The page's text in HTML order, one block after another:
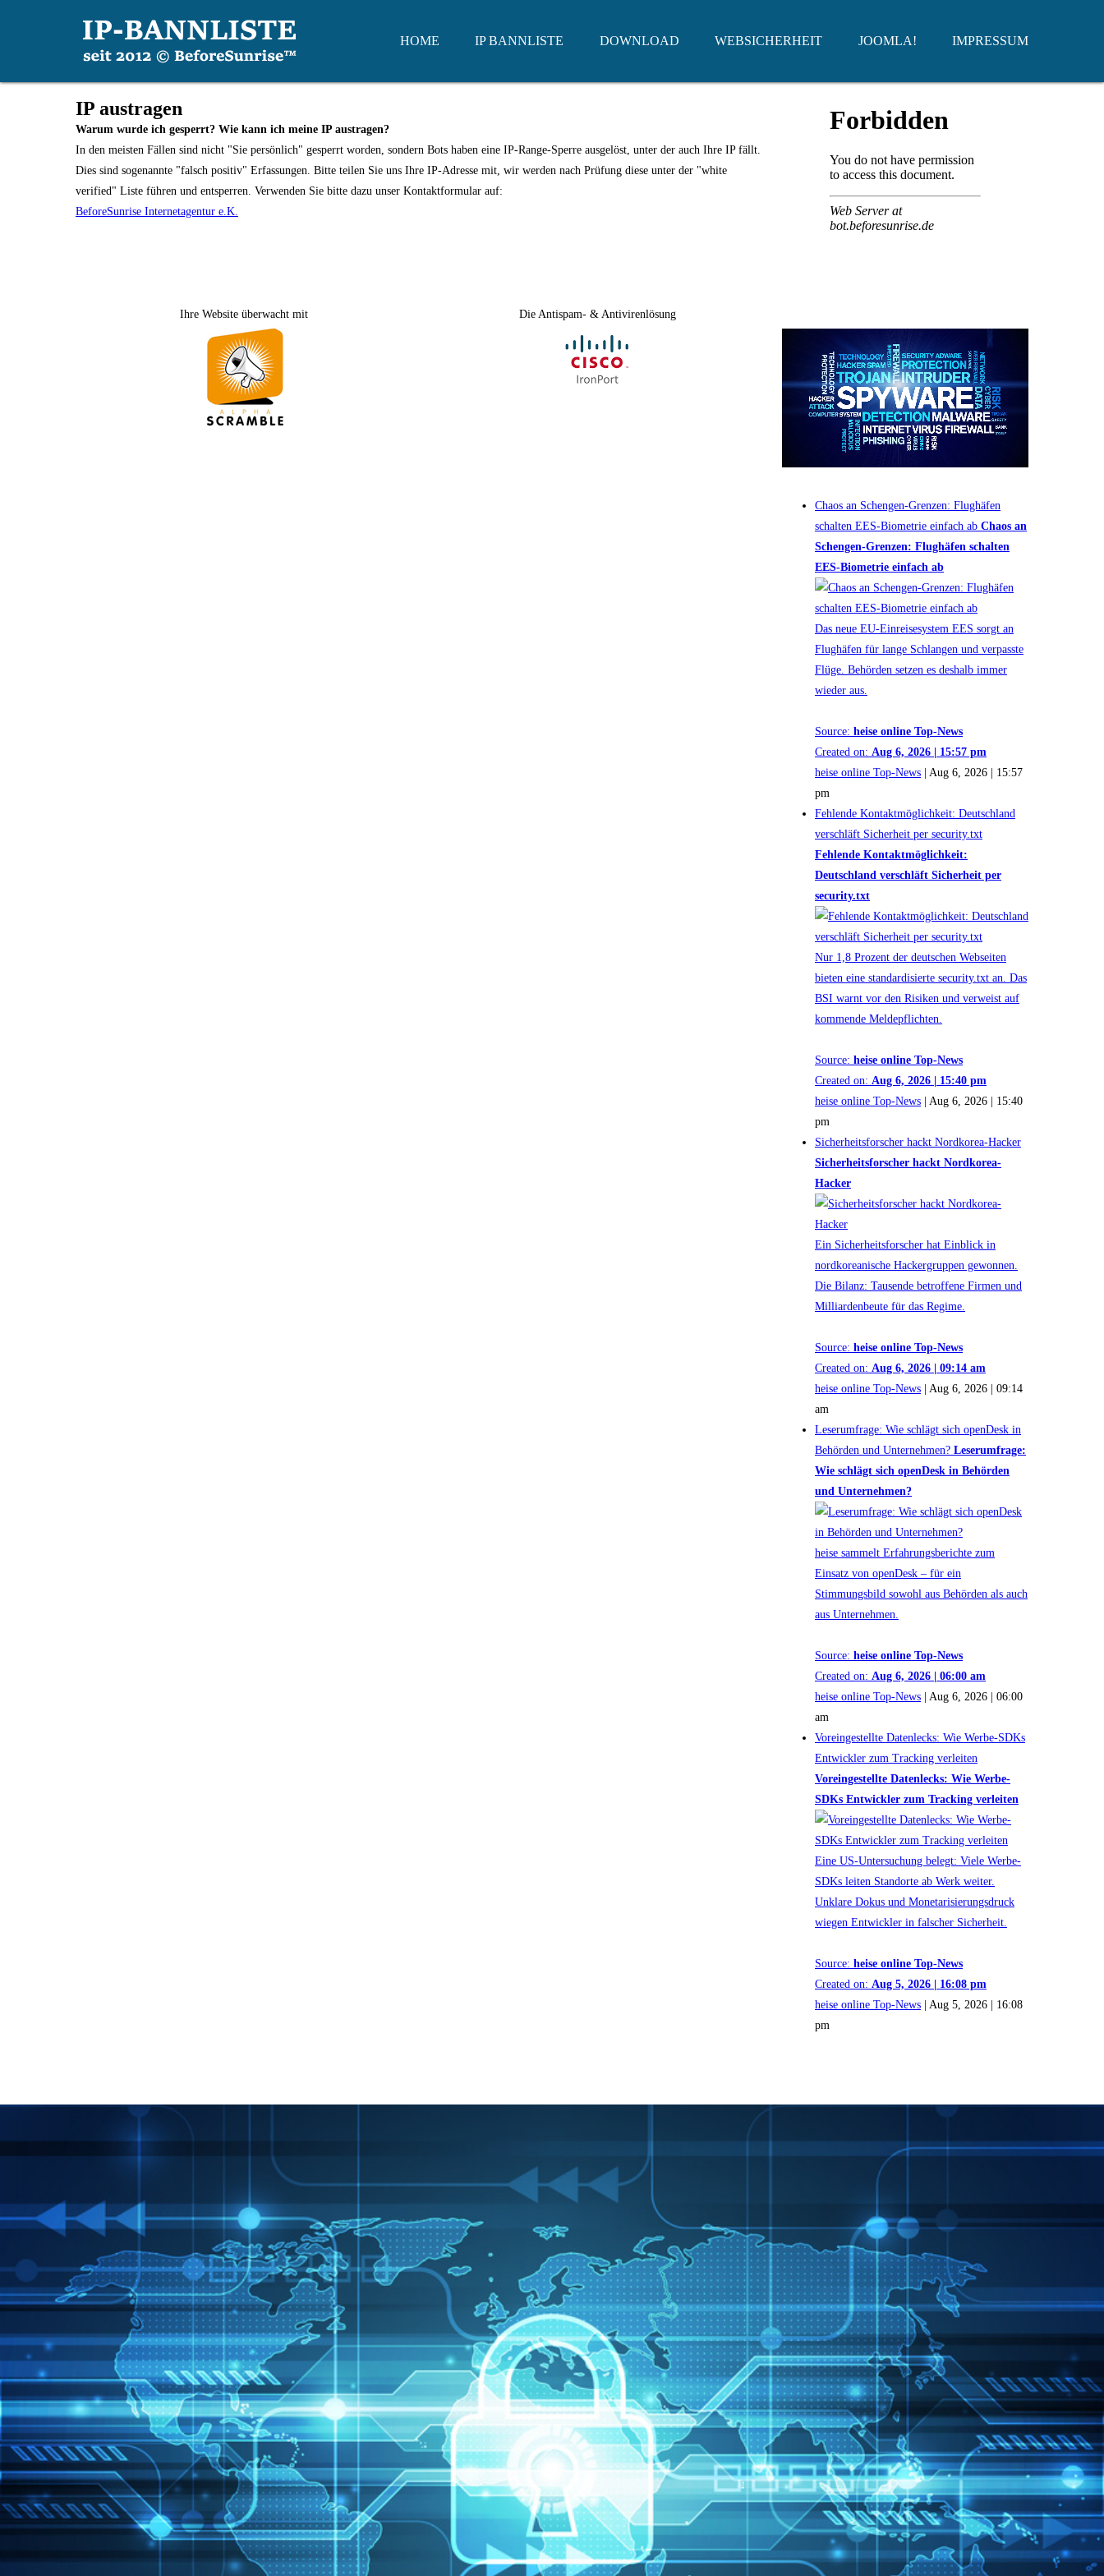
HOME IP BANNLISTE DOWNLOAD WEBSICHERHEIT JOOMLA! IMPRESSUM
IP austragen
Warum wurde ich gesperrt? Wie kann ich meine IP austragen?
In den meisten Fällen sind nicht "Sie persönlich" gesperrt worden, sondern Bots haben eine IP-Range-Sperre ausgelöst, unter der auch Ihre IP fällt.
Dies sind sogenannte "falsch positiv" Erfassungen. Bitte teilen Sie uns Ihre IP-Adresse mit, wir werden nach Prüfung diese unter der "white
verified" Liste führen und entsperren. Verwenden Sie bitte dazu unser Kontaktformular auf:
BeforeSunrise Internetagentur e.K.
Ihre Website überwacht mit Die Antispam- & Antivirenlösung
Chaos an Schengen-Grenzen: Flughäfen
schalten EES-Biometrie einfach ab Chaos an
Schengen-Grenzen: Flughäfen schalten
EES-Biometrie einfach ab
Das neue EU-Einreisesystem EES sorgt an
Flughäfen für lange Schlangen und verpasste
Flüge. Behörden setzen es deshalb immer
wieder aus.
Source: heise online Top-News
Created on: Aug 6, 2026 | 15:57 pm
heise online Top-News
Aug 6, 2026 | 15:57
pm
Fehlende Kontaktmöglichkeit: Deutschland
verschläft Sicherheit per security.txt
Fehlende Kontaktmöglichkeit:
Deutschland verschläft Sicherheit per
security.txt
Nur 1,8 Prozent der deutschen Webseiten
bieten eine standardisierte security.txt an. Das
BSI warnt vor den Risiken und verweist auf
kommende Meldepflichten.
Source: heise online Top-News
Created on: Aug 6, 2026 | 15:40 pm
heise online Top-News
Aug 6, 2026 | 15:40
pm
Sicherheitsforscher hackt Nordkorea-Hacker
Sicherheitsforscher hackt Nordkorea-
Hacker
Ein Sicherheitsforscher hat Einblick in
nordkoreanische Hackergruppen gewonnen.
Die Bilanz: Tausende betroffene Firmen und
Milliardenbeute für das Regime.
Source: heise online Top-News
Created on: Aug 6, 2026 | 09:14 am
heise online Top-News
Aug 6, 2026 | 09:14
am
Leserumfrage: Wie schlägt sich openDesk in
Behörden und Unternehmen? Leserumfrage:
Wie schlägt sich openDesk in Behörden
und Unternehmen?
heise sammelt Erfahrungsberichte zum
Einsatz von openDesk – für ein
Stimmungsbild sowohl aus Behörden als auch
aus Unternehmen.
Source: heise online Top-News
Created on: Aug 6, 2026 | 06:00 am
heise online Top-News
Aug 6, 2026 | 06:00
am
Voreingestellte Datenlecks: Wie Werbe-SDKs
Entwickler zum Tracking verleiten
Voreingestellte Datenlecks: Wie Werbe-
SDKs Entwickler zum Tracking verleiten
Eine US-Untersuchung belegt: Viele Werbe-
SDKs leiten Standorte ab Werk weiter.
Unklare Dokus und Monetarisierungsdruck
wiegen Entwickler in falscher Sicherheit.
Source: heise online Top-News
Created on: Aug 5, 2026 | 16:08 pm
heise online Top-News
Aug 5, 2026 | 16:08
pm